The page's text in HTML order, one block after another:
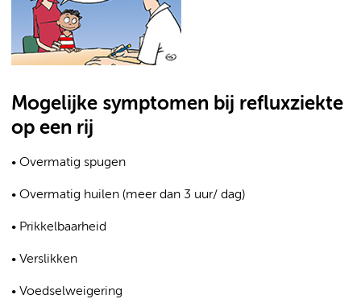
Mogelijke symptomen bij refluxziekte
op een rij
• Overmatig spugen
• Overmatig huilen (meer dan 3 uur/ dag)
• Prikkelbaarheid
• Verslikken
• Voedselweigering